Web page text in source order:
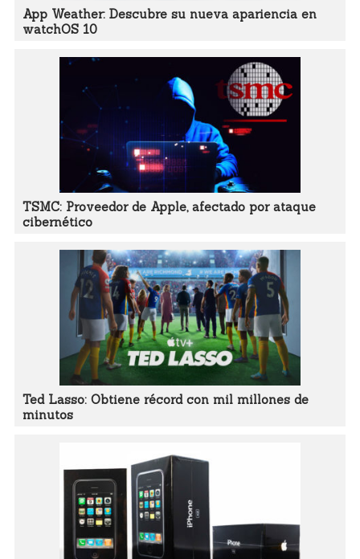
App Weather: Descubre su nueva apariencia en
watchOS 10
TSMC: Proveedor de Apple, afectado por ataque
cibernético
Ted Lasso: Obtiene récord con mil millones de
minutos